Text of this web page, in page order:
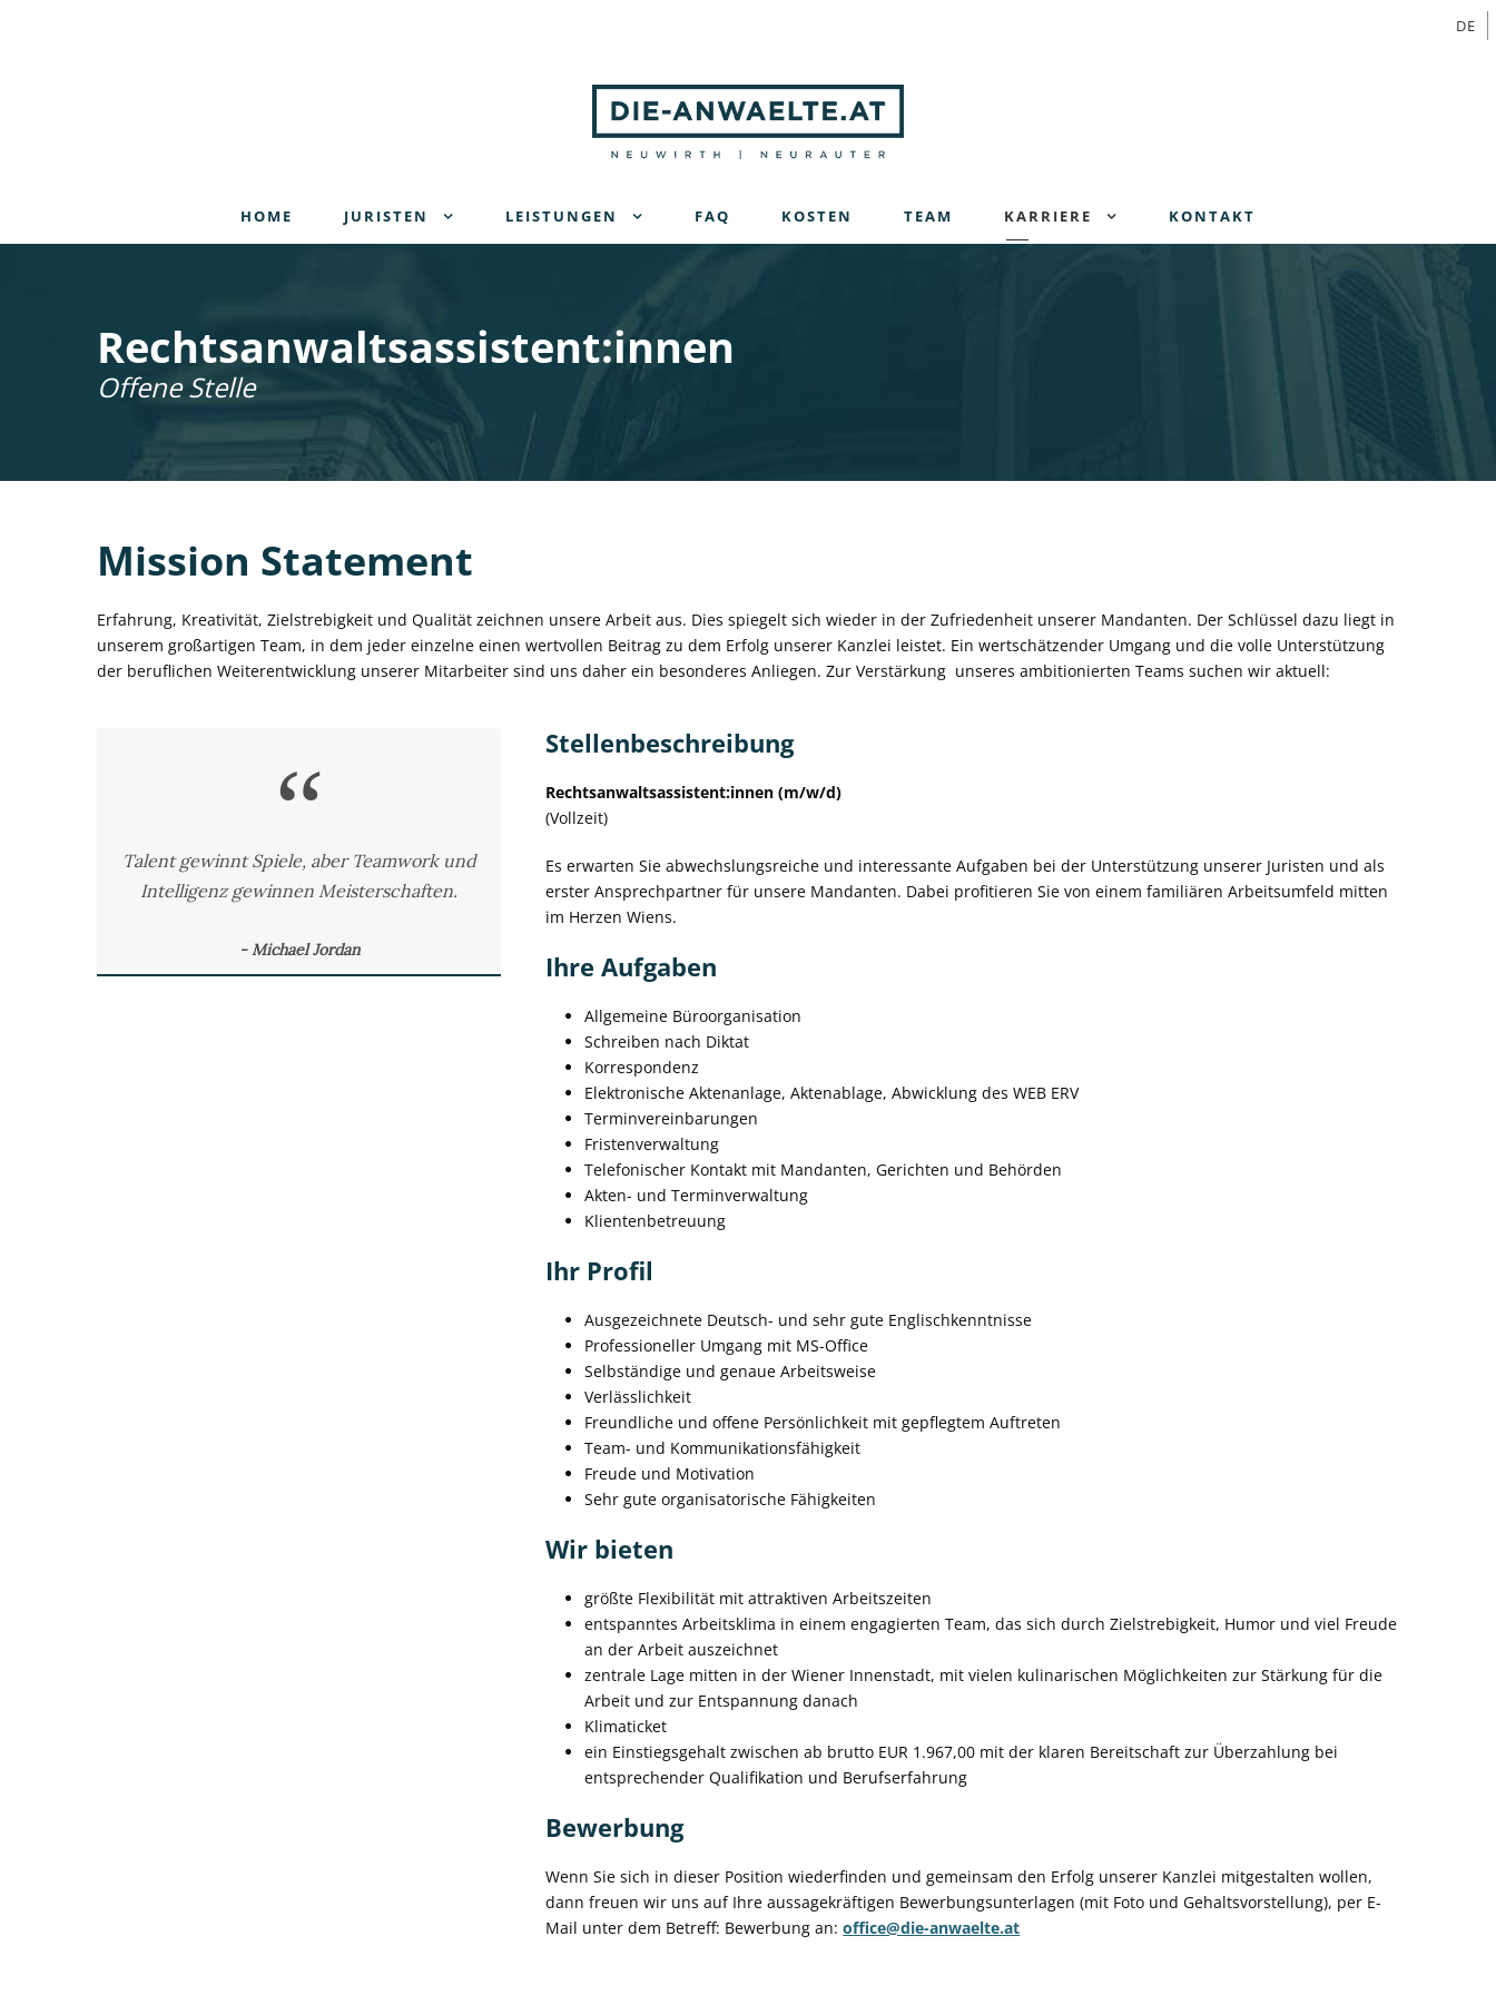
DE
HOME JURISTEN LEISTUNGEN FAQ KOSTEN TEAM KARRIERE KONTAKT
Rechtsanwalts­assistent:innen
Offene Stelle
Mission Statement
Erfahrung, Kreativität, Zielstrebigkeit und Qualität zeichnen unsere Arbeit aus. Dies spiegelt sich wieder in der Zufriedenheit unserer Mandanten. Der Schlüssel dazu liegt in
unserem großartigen Team, in dem jeder einzelne einen wertvollen Beitrag zu dem Erfolg unserer Kanzlei leistet. Ein wertschätzender Umgang und die volle Unterstützung
der beruflichen Weiterentwicklung unserer Mitarbeiter sind uns daher ein besonderes Anliegen. Zur Verstärkung unseres ambitionierten Teams suchen wir aktuell:
“
Talent gewinnt Spiele, aber Teamwork und
Intelligenz gewinnen Meisterschaften.
Michael Jordan
Stellenbeschreibung
Rechtsanwaltsassistent:innen (m/w/d)
(Vollzeit)
Es erwarten Sie abwechslungsreiche und interessante Aufgaben bei der Unterstützung unserer Juristen und als
erster Ansprechpartner für unsere Mandanten. Dabei profitieren Sie von einem familiären Arbeitsumfeld mitten
im Herzen Wiens.
Ihre Aufgaben
Allgemeine Büroorganisation
Schreiben nach Diktat
Korrespondenz
Elektronische Aktenanlage, Aktenablage, Abwicklung des WEB ERV
Terminvereinbarungen
Fristenverwaltung
Telefonischer Kontakt mit Mandanten, Gerichten und Behörden
Akten- und Terminverwaltung
Klientenbetreuung
Ihr Profil
Ausgezeichnete Deutsch- und sehr gute Englischkenntnisse
Professioneller Umgang mit MS-Office
Selbständige und genaue Arbeitsweise
Verlässlichkeit
Freundliche und offene Persönlichkeit mit gepflegtem Auftreten
Team- und Kommunikationsfähigkeit
Freude und Motivation
Sehr gute organisatorische Fähigkeiten
Wir bieten
größte Flexibilität mit attraktiven Arbeitszeiten
entspanntes Arbeitsklima in einem engagierten Team, das sich durch Zielstrebigkeit, Humor und viel Freude
an der Arbeit auszeichnet
zentrale Lage mitten in der Wiener Innenstadt, mit vielen kulinarischen Möglichkeiten zur Stärkung für die
Arbeit und zur Entspannung danach
Klimaticket
ein Einstiegsgehalt zwischen ab brutto EUR 1.967,00 mit der klaren Bereitschaft zur Überzahlung bei
entsprechender Qualifikation und Berufserfahrung
Bewerbung
Wenn Sie sich in dieser Position wiederfinden und gemeinsam den Erfolg unserer Kanzlei mitgestalten wollen,
dann freuen wir uns auf Ihre aussagekräftigen Bewerbungsunterlagen (mit Foto und Gehaltsvorstellung), per E-
Mail unter dem Betreff: Bewerbung an:office@die-anwaelte.at